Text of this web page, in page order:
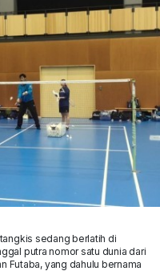
sedang berlatih di
putra nomor satu dunia dari
Futaba, yang dahulu bernama